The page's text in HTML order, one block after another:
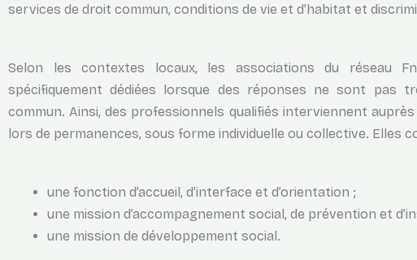
services de droit commun, conditions de vie et d’habitat et
Selon les contextes locaux, les associations du réseau
spécifiquement dédiées lorsque des réponses ne sont pas
commun. Ainsi, des professionnels qualifiés interviennent
lors de permanences, sous forme individuelle ou collective. Elles
une fonction d’accueil, d’interface et d’orientation ;
une mission d’accompagnement social, de prévention et
une mission de développement social.